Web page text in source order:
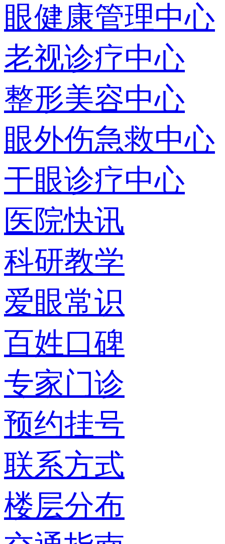
眼健康管理中心
老视诊疗中心
整形美容中心
眼外伤急救中心
干眼诊疗中心
医院快讯
科研教学
爱眼常识
百姓口碑
专家门诊
预约挂号
联系方式
楼层分布